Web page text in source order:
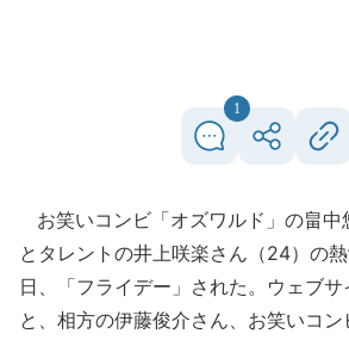
1
お笑いコンビ「オズワルド」の畠中
とタレントの井上咲楽さん（24）の
日、「フライデー」された。ウェブ
と、相方の伊藤俊介さん、お笑いコ